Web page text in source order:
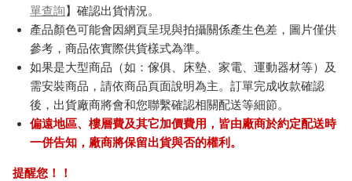
單查詢】確認出貨情況。
產品顏色可能會因網頁呈現與拍攝關係產生色差，圖片僅供
參考，商品依實際供貨樣式為準。
如果是大型商品（如：傢俱、床墊、家電、運動器材等）及
需安裝商品，請依商品頁面說明為主。訂單完成收款確認
後，出貨廠商將會和您聯繫確認相關配送等細節。
偏遠地區、樓層費及其它加價費用，皆由廠商於約定配送時
一併告知，廠商將保留出貨與否的權利。
提醒您！！